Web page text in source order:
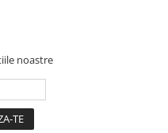
noastre